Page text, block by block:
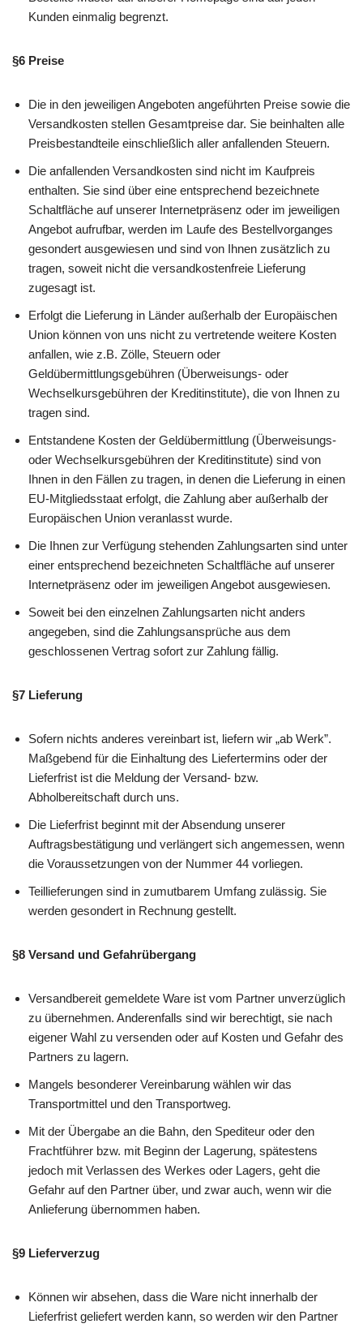
Kunden einmalig begrenzt.
§6 Preise
Die in den jeweiligen Angeboten angeführten Preise sowie die
Versandkosten stellen Gesamtpreise dar. Sie beinhalten alle
Preisbestandteile einschließlich aller anfallenden Steuern.
Die anfallenden Versandkosten sind nicht im Kaufpreis
enthalten. Sie sind über eine entsprechend bezeichnete
Schaltfläche auf unserer Internetpräsenz oder im jeweiligen
Angebot aufrufbar, werden im Laufe des Bestellvorganges
gesondert ausgewiesen und sind von Ihnen zusätzlich zu
tragen, soweit nicht die versandkostenfreie Lieferung
zugesagt ist.
Erfolgt die Lieferung in Länder außerhalb der Europäischen
Union können von uns nicht zu vertretende weitere Kosten
anfallen, wie z.B. Zölle, Steuern oder
Geldübermittlungsgebühren (Überweisungs- oder
Wechselkursgebühren der Kreditinstitute), die von Ihnen zu
tragen sind.
Entstandene Kosten der Geldübermittlung (Überweisungs-
oder Wechselkursgebühren der Kreditinstitute) sind von
Ihnen in den Fällen zu tragen, in denen die Lieferung in einen
EU-Mitgliedsstaat erfolgt, die Zahlung aber außerhalb der
Europäischen Union veranlasst wurde.
Die Ihnen zur Verfügung stehenden Zahlungsarten sind unter
einer entsprechend bezeichneten Schaltfläche auf unserer
Internetpräsenz oder im jeweiligen Angebot ausgewiesen.
Soweit bei den einzelnen Zahlungsarten nicht anders
angegeben, sind die Zahlungsansprüche aus dem
geschlossenen Vertrag sofort zur Zahlung fällig.
§7 Lieferung
Sofern nichts anderes vereinbart ist, liefern wir „ab Werk”.
Maßgebend für die Einhaltung des Liefertermins oder der
Lieferfrist ist die Meldung der Versand- bzw.
Abholbereitschaft durch uns.
Die Lieferfrist beginnt mit der Absendung unserer
Auftragsbestätigung und verlängert sich angemessen, wenn
die Voraussetzungen von der Nummer 44 vorliegen.
Teillieferungen sind in zumutbarem Umfang zulässig. Sie
werden gesondert in Rechnung gestellt.
§8 Versand und Gefahrübergang
Versandbereit gemeldete Ware ist vom Partner unverzüglich
zu übernehmen. Anderenfalls sind wir berechtigt, sie nach
eigener Wahl zu versenden oder auf Kosten und Gefahr des
Partners zu lagern.
Mangels besonderer Vereinbarung wählen wir das
Transportmittel und den Transportweg.
Mit der Übergabe an die Bahn, den Spediteur oder den
Frachtführer bzw. mit Beginn der Lagerung, spätestens
jedoch mit Verlassen des Werkes oder Lagers, geht die
Gefahr auf den Partner über, und zwar auch, wenn wir die
Anlieferung übernommen haben.
§9 Lieferverzug
Können wir absehen, dass die Ware nicht innerhalb der
Lieferfrist geliefert werden kann, so werden wir den Partner